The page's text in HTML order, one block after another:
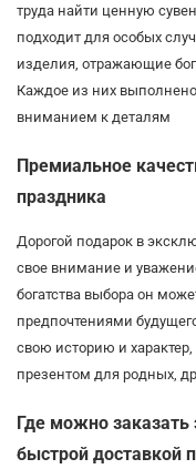
труда найти ценную
подходит для особых
изделия, отражающие
Каждое из них
вниманием к деталям
Премиальное
праздника
Дорогой подарок в
свое внимание и
богатства выбора он
предпочтениями
свою историю и
презентом для родных,
Где можно заказать
быстрой доставкой